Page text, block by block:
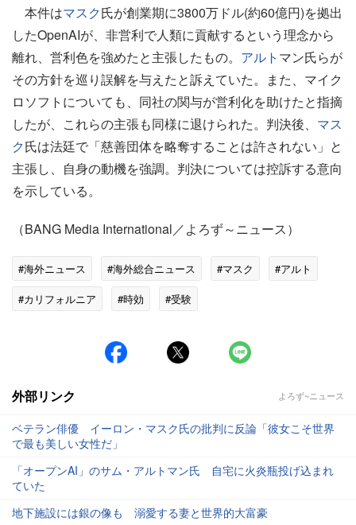
本件はマスク氏が創業期に3800万ドル(約60億円)を拠出
したOpenAIが、非営利で人類に貢献するという理念から
離れ、営利色を強めたと主張したもの。 アルト マン氏らが
その方針を巡り誤解を与えたと訴えていた。また、マイク
ロソフトについても、同社の関与が営利化を助けたと指摘
したが、これらの主張も同様に退けられた。判決後、 マス
ク氏は法廷で「慈善団体を略奪することは許されない」と
主張し、自身の動機を強調。判決については控訴する意向
を示している。
（BANG Media International／よろず～ニュース）
#海外ニュース #海外総合ニュース #マスク
#アルト
#カリフォルニア
#時効 #受験
外部リンク よろず~ニュース
ベテラン俳優 イーロン・マスク氏の批判に反論「彼女こそ世界
で最も美しい女性だ」
「オープンAI」のサム・アルトマン氏 自宅に火炎瓶投げ込まれ
ていた
地下施設には銀の像も 溺愛する妻と世界的大富豪